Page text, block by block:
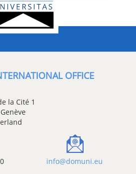
OFFICE
la Cité 1
info@domuni.eu